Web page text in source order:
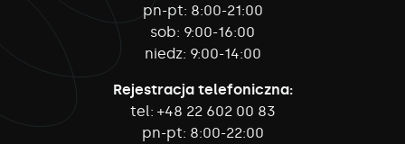
pn-pt: 8:00-21:00
sob: 9:00-16:00
niedz: 9:00-14:00
Rejestracja telefoniczna:
tel: +48 22 602 00 83
pn-pt: 8:00-22:00